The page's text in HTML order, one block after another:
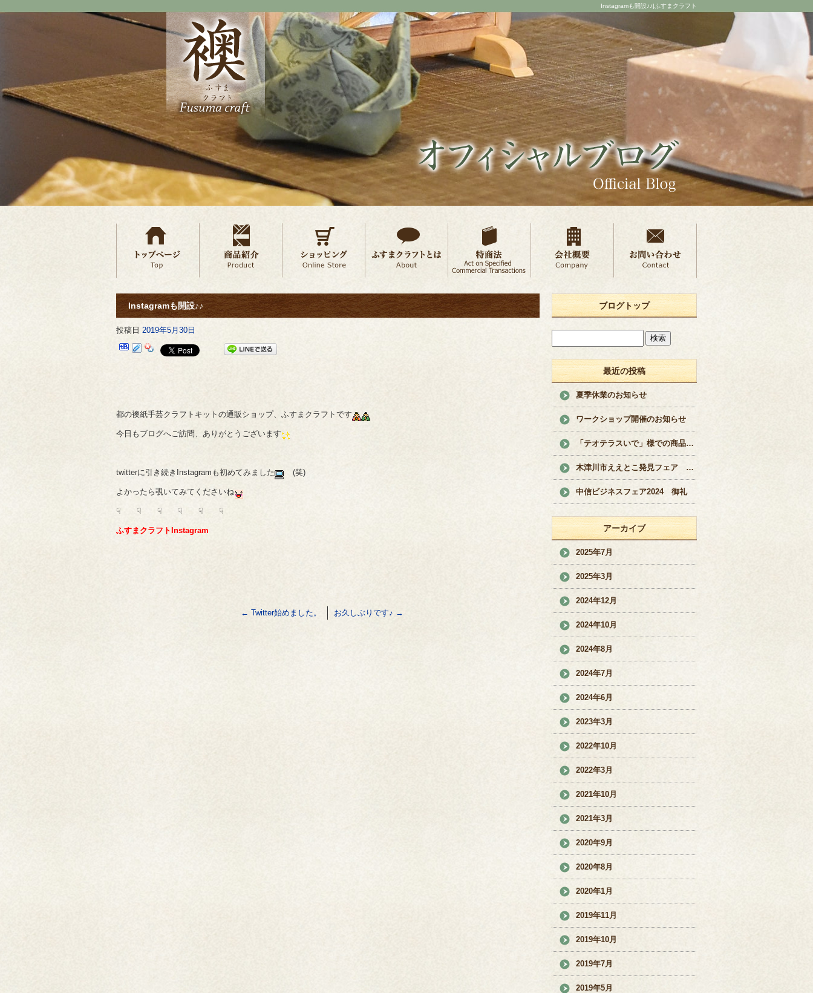
Instagramも開設♪♪|ふすまクラフト
Instagramも開設♪♪
投稿日 2019年5月30日
都の襖紙手芸クラフトキットの通販ショップ、ふすまクラフトです
今日もブログへご訪問、ありがとうございます
twitterに引き続きInstagramも初めてみました (笑)
よかったら覗いてみてくださいね
☟ ☟ ☟ ☟ ☟ ☟
ふすまクラフトInstagram
← Twitter始めました。 お久しぶりです♪ →
ブログトップ
最近の投稿
夏季休業のお知らせ
ワークショップ開催のお知らせ
「テオテラスいで」様での商品販売のお知らせ
木津川市ええとこ発見フェア 開催
中信ビジネスフェア2024 御礼
アーカイブ
2025年7月
2025年3月
2024年12月
2024年10月
2024年8月
2024年7月
2024年6月
2023年3月
2022年10月
2022年3月
2021年10月
2021年3月
2020年9月
2020年8月
2020年1月
2019年11月
2019年10月
2019年7月
2019年5月